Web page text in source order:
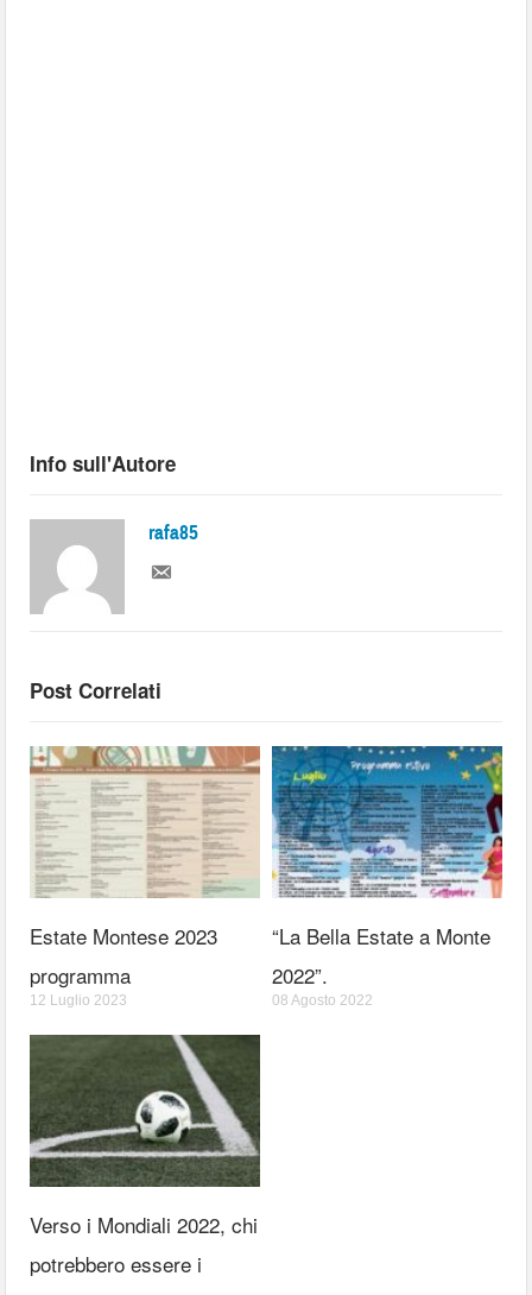
Info sull'Autore
rafa85
Post Correlati
Estate Montese 2023
programma
12 Luglio 2023
“La Bella Estate a Monte
2022”.
08 Agosto 2022
Verso i Mondiali 2022, chi
potrebbero essere i